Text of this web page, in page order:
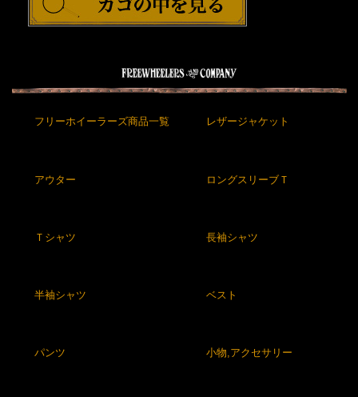
フリーホイーラーズ商品一覧 レザージャケット
アウター ロングスリーブＴ
Ｔシャツ 長袖シャツ
半袖シャツ ベスト
パンツ 小物,アクセサリー